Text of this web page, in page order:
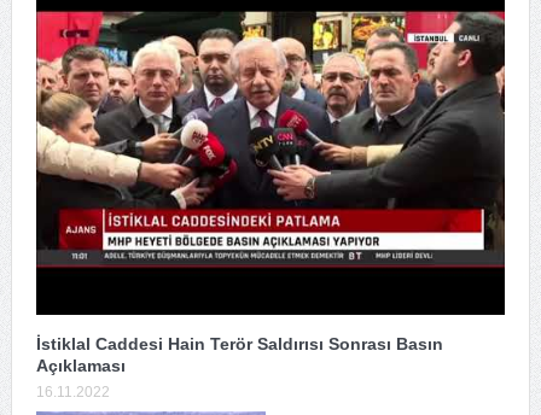
İstiklal Caddesi Hain Terör Saldırısı Sonrası Basın
Açıklaması
16.11.2022